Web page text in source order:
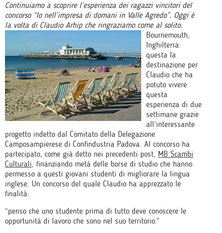
Continuiamo a scoprire l’esperienza dei ragazzi vincitori del
concorso “Io nell’impresa di domani in Valle Agredo”. Oggi è
la volta di Claudio Arhip che ringraziamo come al solito.
Bournemouth,
Inghilterra:
questa la
destinazione per
Claudio che ha
potuto vivere
questa
esperienza di due
settimane grazie
all’interessante
progetto indetto dal Comitato della Delegazione
Camposampierese di Confindustria Padova. Al concorso ha
partecipato, come già detto nei precedenti post, MB Scambi
Culturali, finanziando metà delle borse di studio che hanno
permesso a questi giovani studenti di migliorare la lingua
inglese. Un concorso del quale Claudio ha apprezzato le
finalità:
“penso che uno studente prima di tutto deve conoscere le
opportunità di lavoro che sono nel suo territorio.”